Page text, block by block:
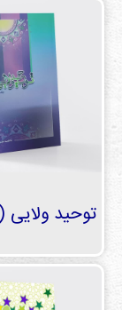
توحید ولایی